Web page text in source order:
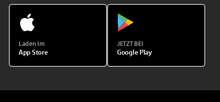
Laden im
App Store
JETZT BEI
Google Play